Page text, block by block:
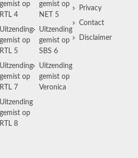
gemist op
RTL 4
Uitzending
gemist op
RTL 5
Uitzending
gemist op
RTL 7
Uitzending
gemist op
RTL 8
gemist op
NET 5
Uitzending
gemist op
SBS 6
Uitzending
gemist op
Veronica
Privacy
Contact
Disclaimer